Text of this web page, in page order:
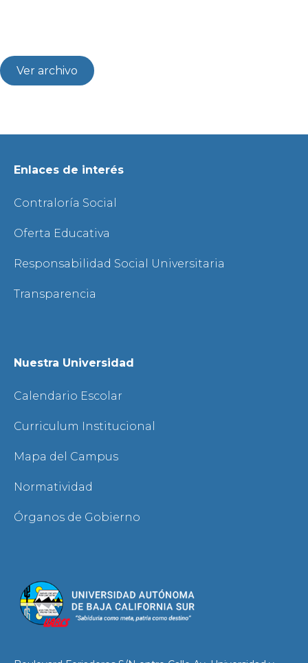
Ver archivo
Enlaces de interés
Contraloría Social
Oferta Educativa
Responsabilidad Social Universitaria
Transparencia
Nuestra Universidad
Calendario Escolar
Curriculum Institucional
Mapa del Campus
Normatividad
Órganos de Gobierno